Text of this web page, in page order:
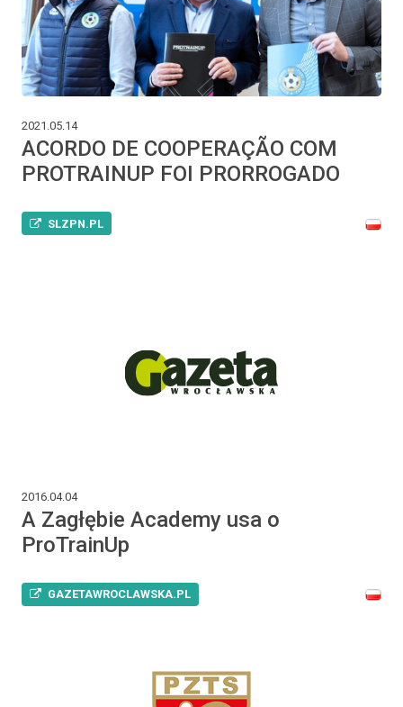
2021.05.14
ACORDO DE COOPERAÇÃO COM
PROTRAINUP FOI PRORROGADO
SLZPN.PL
2016.04.04
A Zagłębie Academy usa o
ProTrainUp
GAZETAWROCLAWSKA.PL